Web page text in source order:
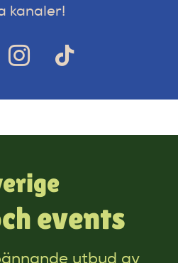
kanaler!
events